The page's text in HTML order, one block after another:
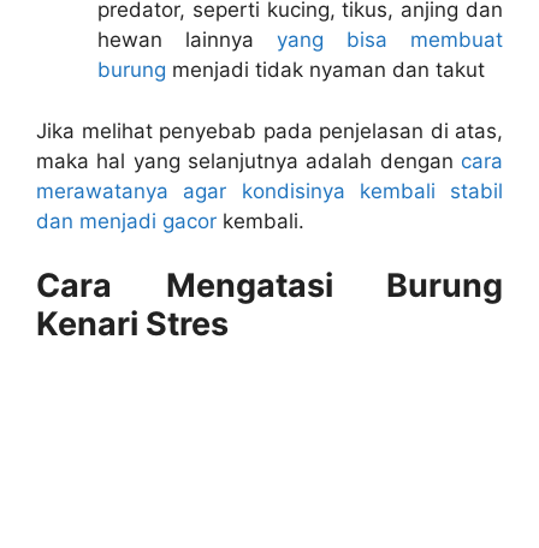
predator, seperti kucing, tikus, anjing dan
hewan lainnya yang bisa membuat
burung menjadi tidak nyaman dan takut
Jika melihat penyebab pada penjelasan di atas,
maka hal yang selanjutnya adalah dengan cara
merawatanya agar kondisinya kembali stabil
dan menjadi gacor kembali.
Cara Mengatasi Burung
Kenari Stres